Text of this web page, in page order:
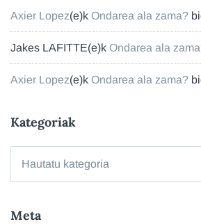
Axier Lopez(e)k Ondarea ala zama?
Jakes LAFITTE(e)k Ondarea ala
Axier Lopez(e)k Ondarea ala zama?
Kategoriak
Meta